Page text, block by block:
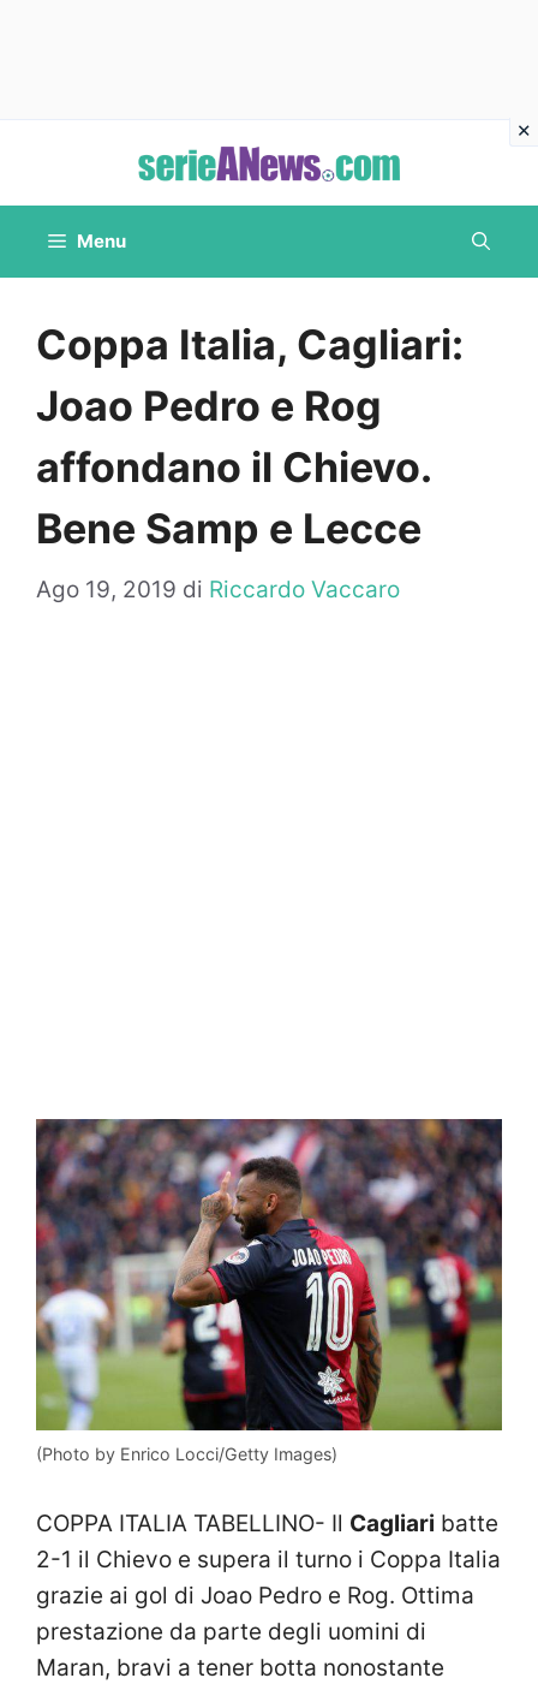
contenuto
Menu
Coppa Italia, Cagliari:
Joao Pedro e Rog
affondano il Chievo.
Bene Samp e Lecce
Ago 19, 2019 di Riccardo Vaccaro
(Photo by Enrico Locci/Getty Images)
COPPA ITALIA TABELLINO- Il Cagliari batte
2-1 il Chievo e supera il turno i Coppa Italia
grazie ai gol di Joao Pedro e Rog. Ottima
prestazione da parte degli uomini di
Maran, bravi a tener botta nonostante